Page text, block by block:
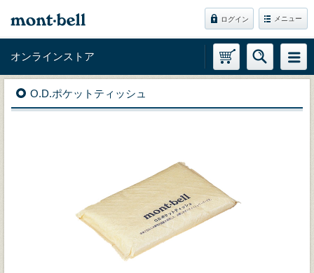
ログイン メニュー
オンラインストア
O.D.ポケットティッシュ